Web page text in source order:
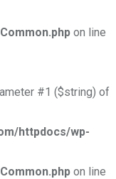
on line
#1 ($string) of
httpdocs/wp-
on line